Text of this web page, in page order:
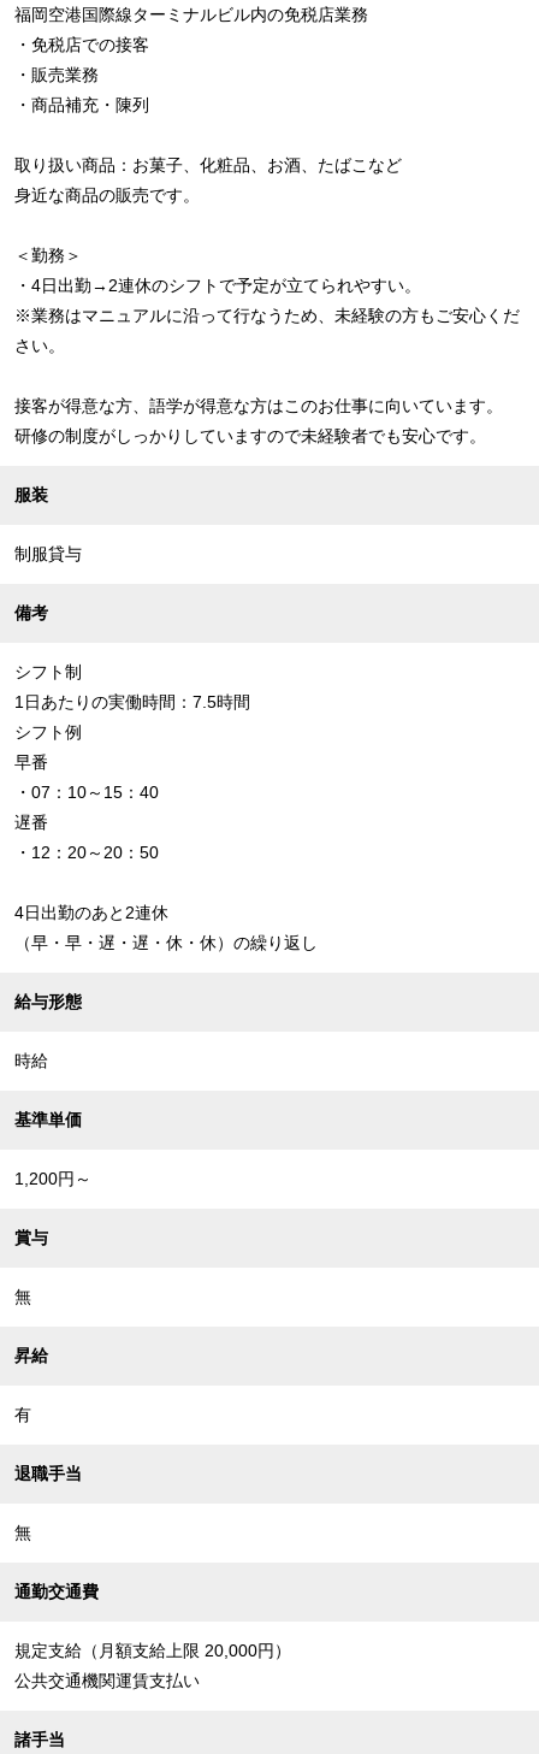
福岡空港国際線ターミナルビル内の免税店業務
・免税店での接客
・販売業務
・商品補充・陳列
取り扱い商品：お菓子、化粧品、お酒、たばこなど
身近な商品の販売です。
＜勤務＞
・4日出勤→2連休のシフトで予定が立てられやすい。
※業務はマニュアルに沿って行なうため、未経験の方もご安心くだ
さい。
接客が得意な方、語学が得意な方はこのお仕事に向いています。
研修の制度がしっかりしていますので未経験者でも安心です。
服装
制服貸与
備考
シフト制
1日あたりの実働時間：7.5時間
シフト例
早番
・07：10～15：40
遅番
・12：20～20：50
4日出勤のあと2連休
（早・早・遅・遅・休・休）の繰り返し
給与形態
時給
基準単価
1,200円～
賞与
無
昇給
有
退職手当
無
通勤交通費
規定支給（月額支給上限 20,000円）
公共交通機関運賃支払い
諸手当